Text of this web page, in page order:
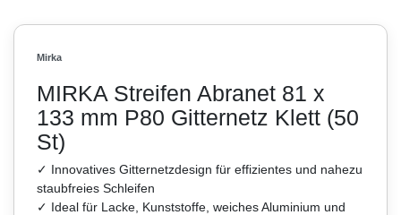
Mirka
MIRKA Streifen Abranet 81 x
133 mm P80 Gitternetz Klett (50
St)
✓ Innovatives Gitternetzdesign für effizientes und nahezu
staubfreies Schleifen
✓ Ideal für Lacke, Kunststoffe, weiches Aluminium und